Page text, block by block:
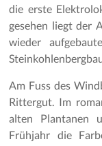
die erste
gesehen liegt der
wieder
Am Fuss des
Rittergut. Im
alten Plantanen
Frühjahr die